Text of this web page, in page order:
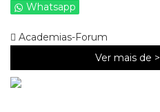
Whatsapp
Academias-Forum
Ver mais de >